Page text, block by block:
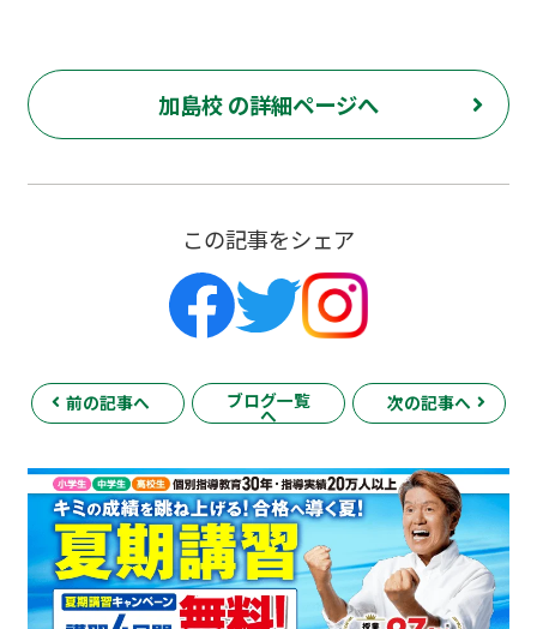
加島校 の詳細ページへ
この記事をシェア
前の記事へ ブログ一覧
へ
次の記事へ